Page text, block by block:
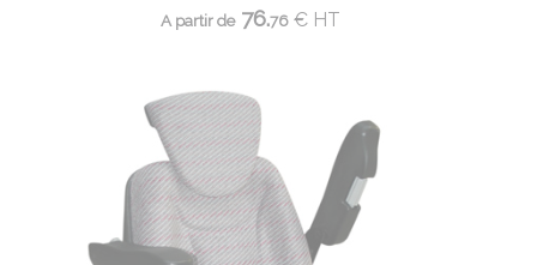
A partir de76.76 € HT